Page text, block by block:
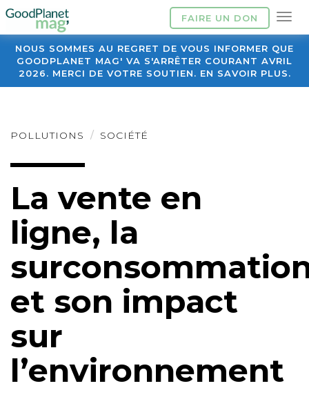
FAIRE UN DON
NOUS SOMMES AU REGRET DE VOUS INFORMER QUE
GOODPLANET MAG' VA S'ARRÊTER COURANT AVRIL
2026. MERCI DE VOTRE SOUTIEN. EN SAVOIR PLUS.
POLLUTIONS SOCIÉTÉ
La vente en
ligne, la
et son impact
sur
l’environnement